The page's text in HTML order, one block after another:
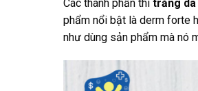
Các thành phần thì trắng
phẩm nổi bật là derm forte
như dùng sản phẩm mà nó